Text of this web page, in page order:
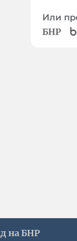
Или
БНР
на БНР